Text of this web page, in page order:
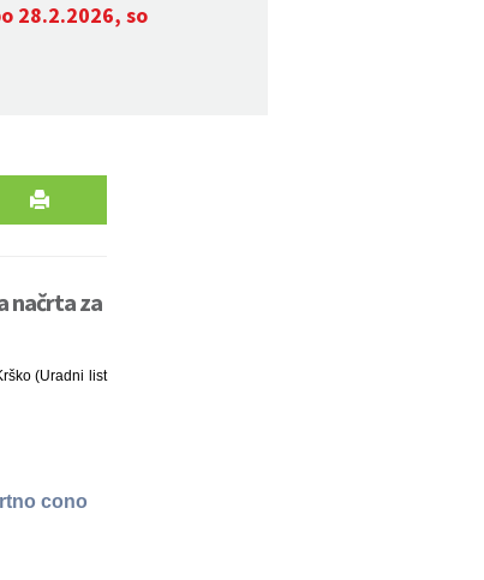
28.2.2026, so
načrta za
(Uradni list
cono